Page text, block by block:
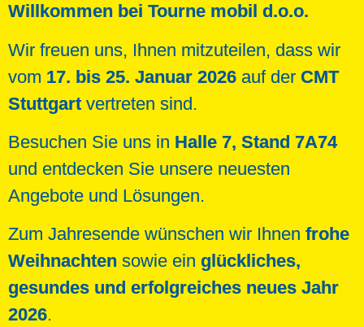
Willkommen bei Tourne mobil d.o.o.
Wir freuen uns, Ihnen mitzuteilen, dass wir
vom 17. bis 25. Januar 2026 auf der CMT
Stuttgart vertreten sind.
Besuchen Sie uns in Halle 7, Stand 7A74
und entdecken Sie unsere neuesten
Angebote und Lösungen.
Zum Jahresende wünschen wir Ihnen frohe
Weihnachten sowie ein glückliches,
gesundes und erfolgreiches neues Jahr
2026.